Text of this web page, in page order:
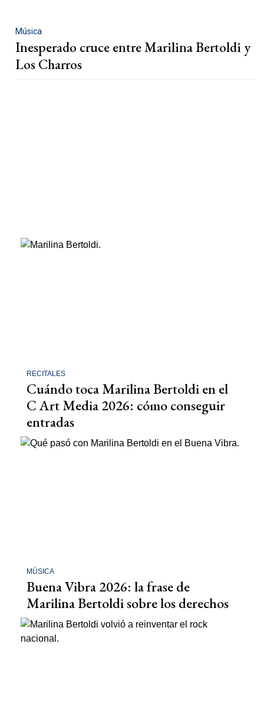
Música
Inesperado cruce entre Marilina Bertoldi y
Los Charros
RECITALES
Cuándo toca Marilina Bertoldi en el
C Art Media 2026: cómo conseguir
entradas
MÚSICA
Buena Vibra 2026: la frase de
Marilina Bertoldi sobre los derechos